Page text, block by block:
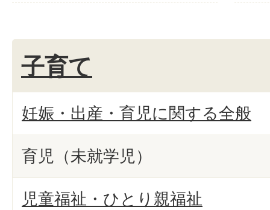
子育て
妊娠・出産・育児に関する全般
育児（未就学児）
児童福祉・ひとり親福祉